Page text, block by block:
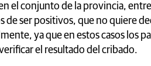
el conjunto de la provincia,
de ser positivos, que no quiere
ya que en estos casos los
el resultado del cribado.